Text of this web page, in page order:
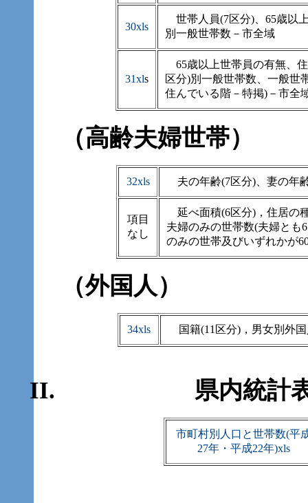
30xls
世帯人員(7区分)、65歳以
別一般世帯数－市全域
31xls
65歳以上世帯員の有無、
区分)別一般世帯数、一般世
住んでいる階－特掲)－市全
（高齢夫婦世帯）
32xls 夫の年齢(7区分)、妻の年
項目
なし
延べ面積(6区分)，住居の
夫婦のみの世帯数(夫婦とも
のみの世帯及びいずれかが
（外国人）
34xls 国籍(11区分)，男女別外
県内統計
市町村別人口と世帯数(平
27年・平成22年)xls